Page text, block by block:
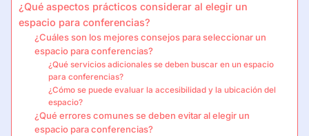
¿Qué aspectos prácticos considerar al elegir un
espacio para conferencias?
¿Cuáles son los mejores consejos para seleccionar un
espacio para conferencias?
¿Qué servicios adicionales se deben buscar en un espacio
para conferencias?
¿Cómo se puede evaluar la accesibilidad y la ubicación del
espacio?
¿Qué errores comunes se deben evitar al elegir un
espacio para conferencias?